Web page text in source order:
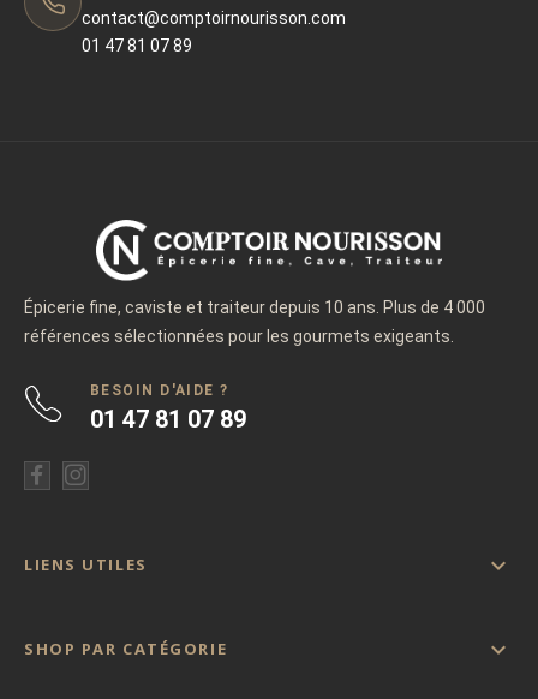
contact@comptoirnourisson.com
01 47 81 07 89
Épicerie fine, caviste et traiteur depuis 10 ans. Plus de 4 000
références sélectionnées pour les gourmets exigeants.
BESOIN D'AIDE ?
01 47 81 07 89
LIENS UTILES 
SHOP PAR CATÉGORIE 